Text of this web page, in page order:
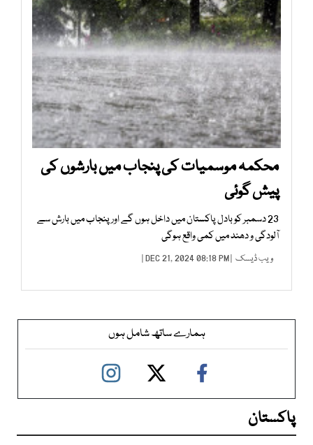
محکمہ موسمیات کی پنجاب میں بارشوں کی
پیش گوئی
23 دسمبر کو بادل پاکستان میں داخل ہوں گے اور پنجاب میں بارش سے
آلودگی و دھند میں کمی واقع ہوگی
ویب ڈیسک | DEC 21, 2024 08:18 PM |
ہمارے ساتھ شامل ہوں
پاکستان